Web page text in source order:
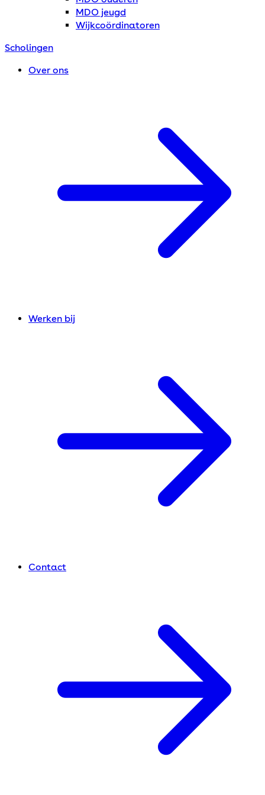
MDO jeugd
Wijkcoördinatoren
Scholingen
Over ons
Werken bij
Contact